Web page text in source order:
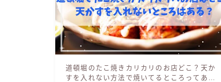
道頓堀のたこ焼きカリカリのお店どこ？天か
すを入れない方法で焼いてるところってあ